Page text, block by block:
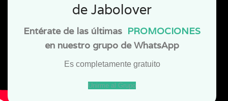
de Jabolover
Entérate de las últimas PROMOCIONES
en nuestro grupo de WhatsApp
Es completamente gratuito
Unirme al Grupo